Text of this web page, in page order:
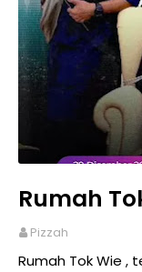
Rumah
Pizzah
Rumah Tok Wie ,